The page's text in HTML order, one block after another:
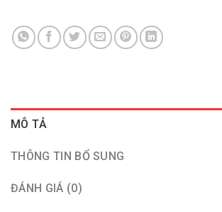
MÔ TẢ
THÔNG TIN BỔ SUNG
ĐÁNH GIÁ (0)